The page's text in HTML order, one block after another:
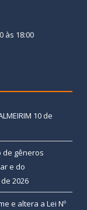
às 18:00
10 de
de gêneros
e do
2026
e altera a Lei Nº